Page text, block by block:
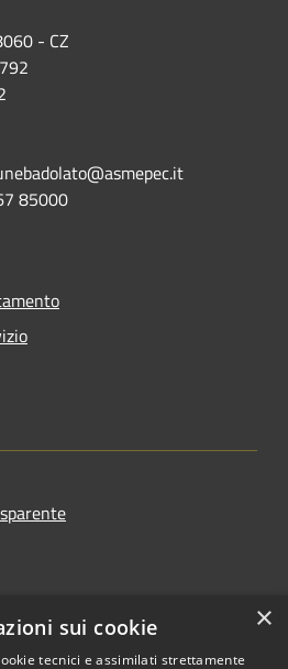
- CZ
85000
×
sui cookie
tecnici e assimilati strettamente